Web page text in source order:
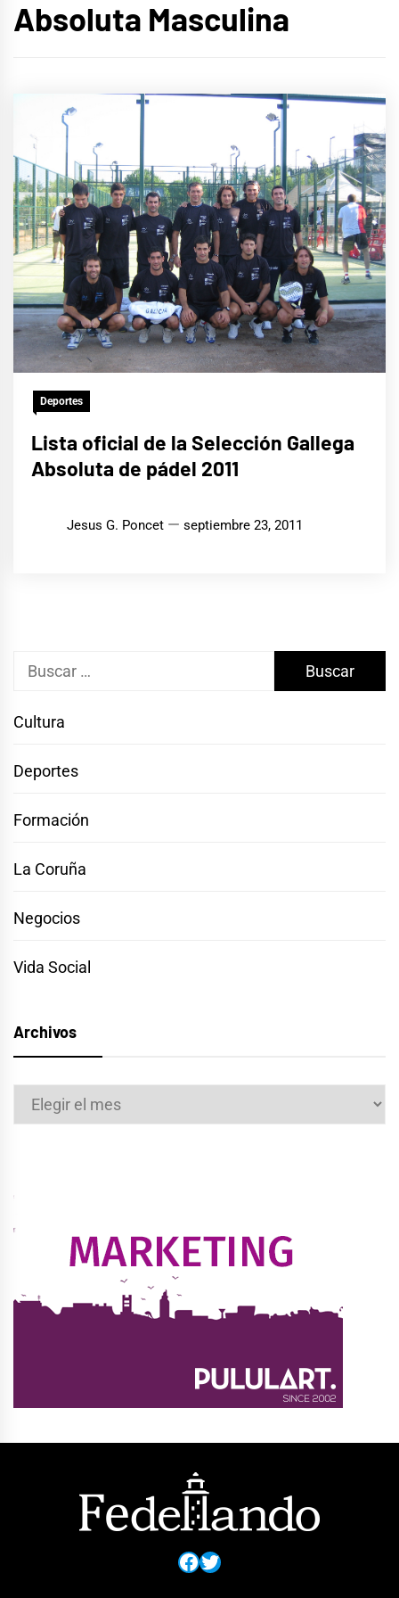
Absoluta Masculina
Deportes
Lista oficial de la Selección Gallega
Absoluta de pádel 2011
Jesus G. Poncet septiembre 23, 2011
Buscar:
Cultura
Deportes
Formación
La Coruña
Negocios
Vida Social
Archivos
Archivos
Facebook
Twitter